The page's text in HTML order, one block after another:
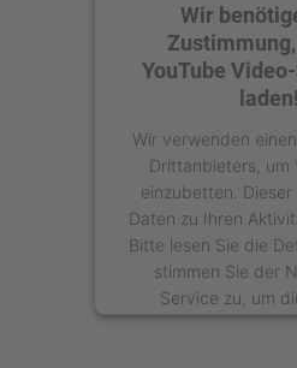
Wir
YouTube
laden!
Wir verwenden
Drittanbieters, um
einzubetten.
Daten zu Ihren
Bitte lesen Sie die
stimmen Sie der
Service zu, um